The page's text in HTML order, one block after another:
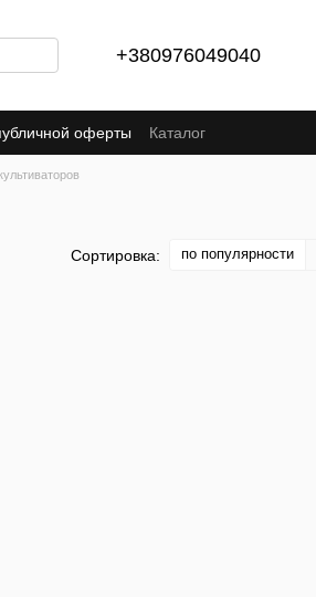
+380976049040
оферты Каталог
Сортировка: по популярности